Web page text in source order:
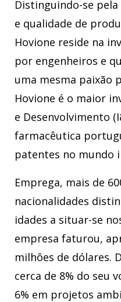
Distinguindo-se
e qualidade de
Hovione reside na
por engenheiros e
uma mesma paixão
Hovione é o maior
e Desenvolvimento
farmacêutica
patentes no mundo
Emprega, mais de
nacionalidades
idades a situar-se
empresa faturou,
milhões de dólares.
cerca de 8% do seu
6% em projetos